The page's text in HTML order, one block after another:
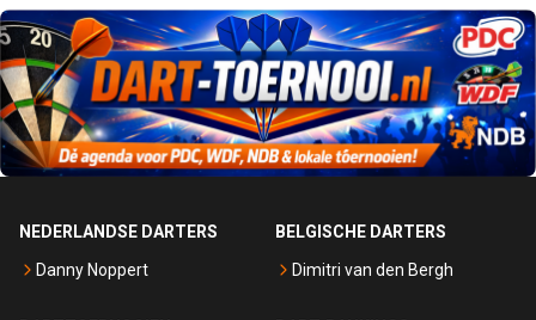
NEDERLANDSE DARTERS
Danny Noppert
BELGISCHE DARTERS
Dimitri van den Bergh